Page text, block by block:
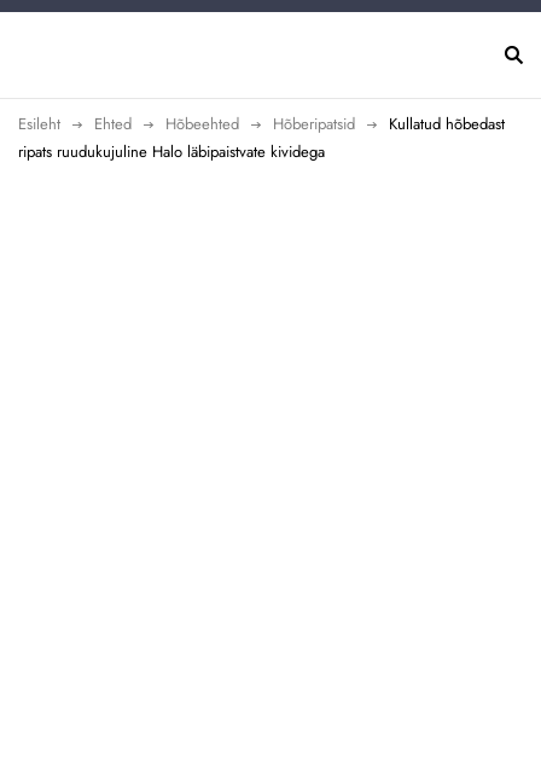
Esileht Ehted Hõbeehted Hõberipatsid
Kullatud hõbedast
ripats ruudukujuline Halo läbipaistvate kividega